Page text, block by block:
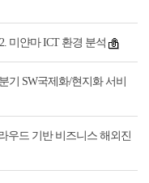
미얀마 ICT 환경 분석
기 SW국제화/현지화 서비
우드 기반 비즈니스 해외진